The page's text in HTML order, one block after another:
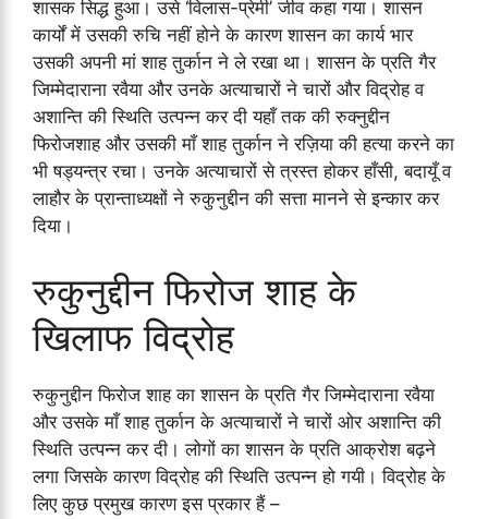
शासक सिद्ध हुआ। उसे ‘विलास-प्रेमी’ जीव कहा गया। शासन
कार्यों में उसकी रुचि नहीं होने के कारण शासन का कार्य भार
उसकी अपनी मां शाह तुर्कान ने ले रखा था। शासन के प्रति गैर
जिम्मेदाराना रवैया और उनके अत्याचारों ने चारों और विद्रोह व
अशान्ति की स्थिति उत्पन्न कर दी यहाँ तक की रुक्नुद्दीन
फिरोजशाह और उसकी माँ शाह तुर्कान ने रज़िया की हत्या करने का
भी षड्यन्त्र रचा। उनके अत्याचारों से त्रस्त होकर हाँसी, बदायूँ व
लाहौर के प्रान्ताध्यक्षों ने रुकुनुद्दीन की सत्ता मानने से इन्कार कर
दिया।
रुकुनुद्दीन फिरोज शाह के
खिलाफ विद्रोह
रुकुनुद्दीन फिरोज शाह का शासन के प्रति गैर जिम्मेदाराना रवैया
और उसके माँ शाह तुर्कान के अत्याचारों ने चारों ओर अशान्ति की
स्थिति उत्पन्न कर दी। लोगों का शासन के प्रति आक्रोश बढ़ने
लगा जिसके कारण विद्रोह की स्थिति उत्पन्न हो गयी। विद्रोह के
लिए कुछ प्रमुख कारण इस प्रकार हैं –